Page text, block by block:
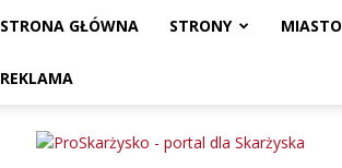
STRONA GŁÓWNA STRONY MIASTO
REKLAMA
ProSkarżysko